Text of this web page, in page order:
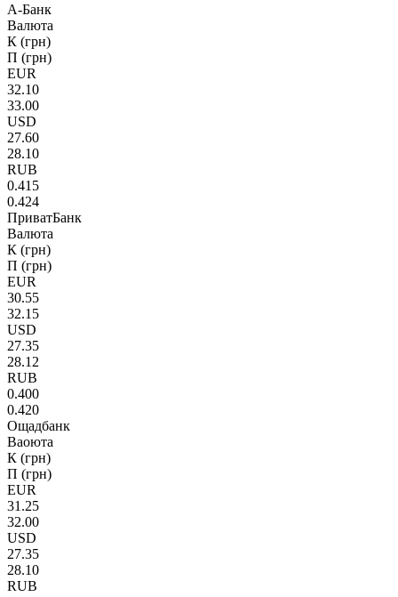
А-Банк
Валюта
К (грн)
П (грн)
EUR
32.10
33.00
USD
27.60
28.10
RUB
0.415
0.424
ПриватБанк
Валюта
К (грн)
П (грн)
EUR
30.55
32.15
USD
27.35
28.12
RUB
0.400
0.420
Ощадбанк
Ваоюта
К (грн)
П (грн)
EUR
31.25
32.00
USD
27.35
28.10
RUB